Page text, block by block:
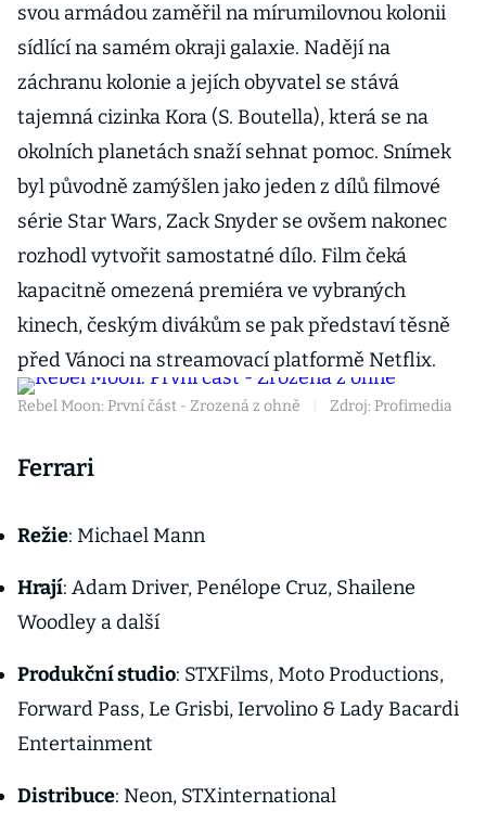
svou armádou zaměřil na mírumilovnou kolonii
sídlící na samém okraji galaxie. Nadějí na
záchranu kolonie a jejích obyvatel se stává
tajemná cizinka Kora (S. Boutella), která se na
okolních planetách snaží sehnat pomoc. Snímek
byl původně zamýšlen jako jeden z dílů filmové
série Star Wars, Zack Snyder se ovšem nakonec
rozhodl vytvořit samostatné dílo. Film čeká
kapacitně omezená premiéra ve vybraných
kinech, českým divákům se pak představí těsně
před Vánoci na streamovací platformě Netflix.
Rebel Moon: První část - Zrozená z ohně Zdroj: Profimedia
Ferrari
Režie: Michael Mann
Hrají: Adam Driver, Penélope Cruz, Shailene
Woodley a další
Produkční studio: STXFilms, Moto Productions,
Forward Pass, Le Grisbi, Iervolino & Lady Bacardi
Entertainment
Distribuce: Neon, STXinternational